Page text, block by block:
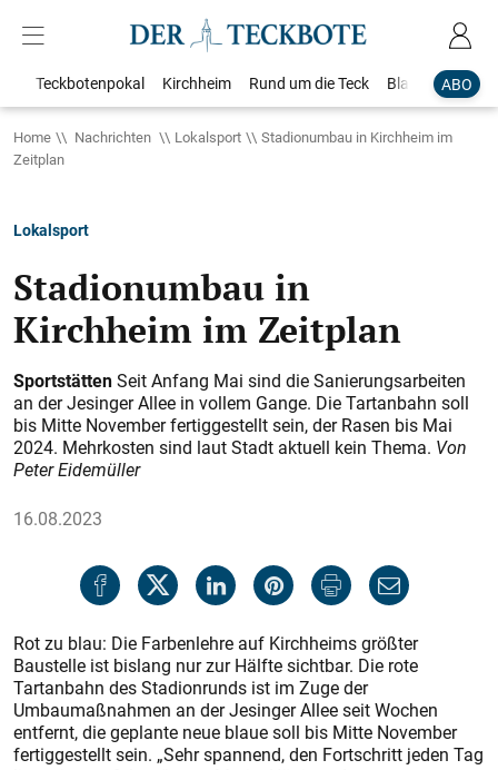
ABO
Teckbotenpokal Kirchheim Rund um die Teck Blaulicht
Home Nachrichten Lokalsport
Stadionumbau in Kirchheim im
Zeitplan
Lokalsport
Stadionumbau in
Kirchheim im Zeitplan
SportstättenSeit Anfang Mai sind die Sanierungsarbeiten
an der Jesinger Allee in vollem Gange. Die Tartanbahn soll
bis Mitte November fertiggestellt sein, der Rasen bis Mai
2024. Mehrkosten sind laut Stadt aktuell kein Thema. Von
Peter Eidemüller
16.08.2023
Rot zu blau: Die Farbenlehre auf Kirchheims größter
Baustelle ist bislang nur zur Hälfte sichtbar. Die rote
Tartanbahn des Stadionrunds ist im Zuge der
Umbaumaßnahmen an der Jesinger Allee seit Wochen
entfernt, die geplante neue blaue soll bis Mitte November
fertiggestellt sein. „Sehr spannend, den Fortschritt jeden Tag